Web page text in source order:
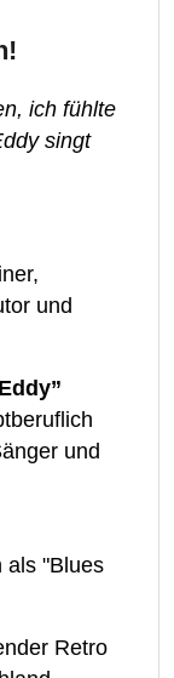
ich fühlte
singt
und
und
als "Blues
Retro